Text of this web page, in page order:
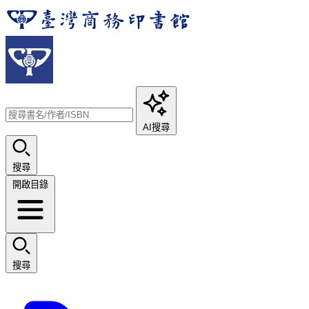
AI搜尋
搜尋
開啟目錄
搜尋